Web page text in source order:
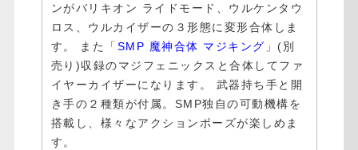
ンがバリキオン ライドモード、ウルケンタウ
ロス、ウルカイザーの３形態に変形合体しま
す。 また「 SMP 魔神合体 マジキング 」(別
売り)収録のマジフェニックスと合体してファ
イヤーカイザーになります。 武器持ち手と開
き手の２種類が付属。SMP独自の可動機構を
搭載し、様々なアクションポーズが楽しめま
す。